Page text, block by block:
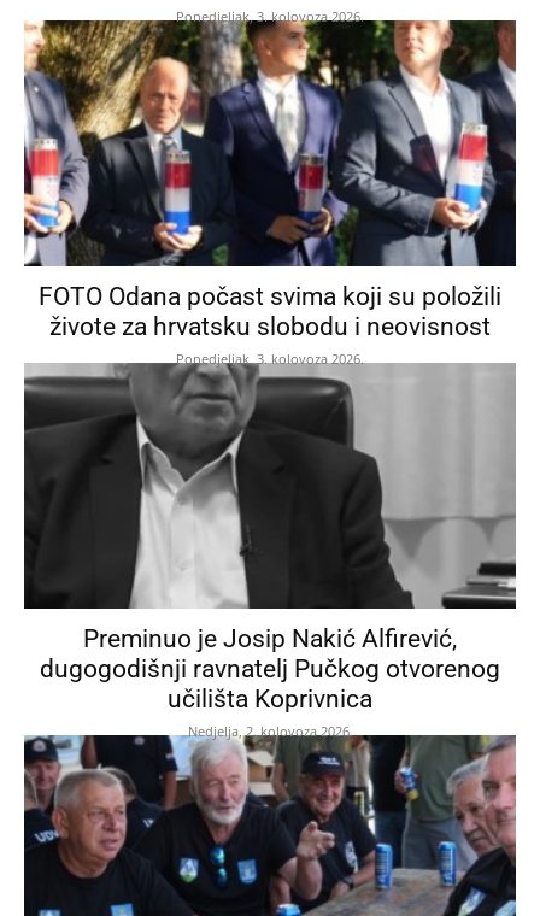
Ponedjeljak, 3. kolovoza 2026.
FOTO Odana počast svima koji su položili
živote za hrvatsku slobodu i neovisnost
Ponedjeljak, 3. kolovoza 2026.
Preminuo je Josip Nakić Alfirević,
dugogodišnji ravnatelj Pučkog otvorenog
učilišta Koprivnica
Nedjelja, 2. kolovoza 2026.